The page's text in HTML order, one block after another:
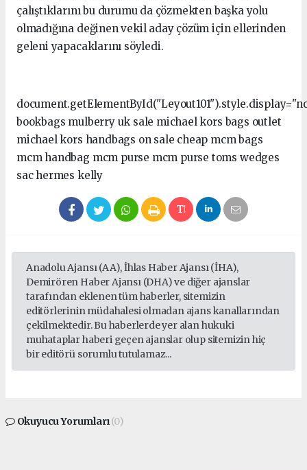
çalıştıklarını bu durumu da çözmekten başka yolu
olmadığına değinen vekil aday çözüm için ellerinden
geleni yapacaklarını söyledi.
bookbags mulberry uk sale michael kors bags outlet
michael kors handbags on sale cheap mcm bags
mcm handbag mcm purse mcm purse toms wedges
sac hermes kelly
Anadolu Ajansı (AA), İhlas Haber Ajansı (İHA),
Demirören Haber Ajansı (DHA) ve diğer ajanslar
tarafından eklenen tüm haberler, sitemizin
editörlerinin müdahalesi olmadan ajans kanallarından
çekilmektedir. Bu haberlerde yer alan hukuki
muhataplar haberi geçen ajanslar olup sitemizin hiç
bir editörü sorumlu tutulamaz...
Okuyucu Yorumları(0)